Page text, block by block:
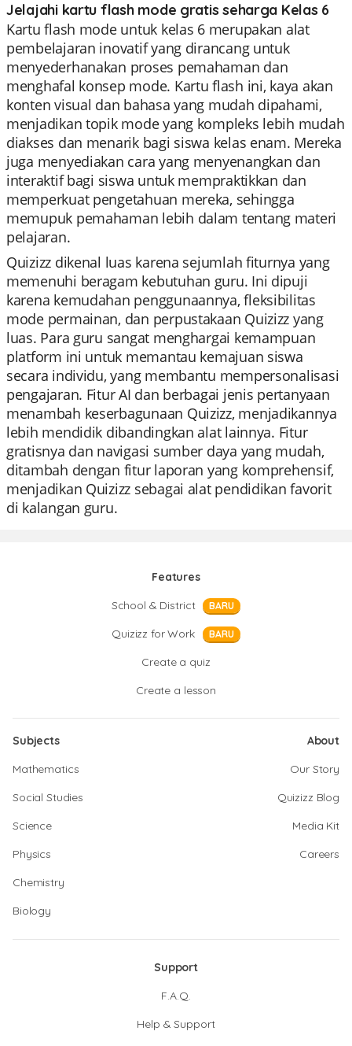
Jelajahi kartu flash mode gratis seharga Kelas 6
Kartu flash mode untuk kelas 6 merupakan alat
pembelajaran inovatif yang dirancang untuk
menyederhanakan proses pemahaman dan
menghafal konsep mode. Kartu flash ini, kaya akan
konten visual dan bahasa yang mudah dipahami,
menjadikan topik mode yang kompleks lebih mudah
diakses dan menarik bagi siswa kelas enam. Mereka
juga menyediakan cara yang menyenangkan dan
interaktif bagi siswa untuk mempraktikkan dan
memperkuat pengetahuan mereka, sehingga
memupuk pemahaman lebih dalam tentang materi
pelajaran.
Quizizz dikenal luas karena sejumlah fiturnya yang
memenuhi beragam kebutuhan guru. Ini dipuji
karena kemudahan penggunaannya, fleksibilitas
mode permainan, dan perpustakaan Quizizz yang
luas. Para guru sangat menghargai kemampuan
platform ini untuk memantau kemajuan siswa
secara individu, yang membantu mempersonalisasi
pengajaran. Fitur AI dan berbagai jenis pertanyaan
menambah keserbagunaan Quizizz, menjadikannya
lebih mendidik dibandingkan alat lainnya. Fitur
gratisnya dan navigasi sumber daya yang mudah,
ditambah dengan fitur laporan yang komprehensif,
menjadikan Quizizz sebagai alat pendidikan favorit
di kalangan guru.
Features
School & District
BARU
Quizizz for Work BARU
Create a quiz
Create a lesson
Subjects
Mathematics
Social Studies
Science
Physics
Chemistry
Biology
About
Our Story
Quizizz Blog
Media Kit
Careers
Support
F.A.Q.
Help & Support